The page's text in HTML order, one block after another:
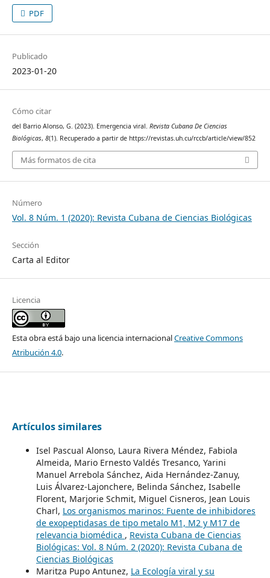
PDF
Publicado
2023-01-20
Cómo citar
del Barrio Alonso, G. (2023). Emergencia viral. Revista Cubana De Ciencias
Biológicas, 8(1). Recuperado a partir de https://revistas.uh.cu/rccb/article/view/852
Más formatos de cita
Número
Vol. 8 Núm. 1 (2020): Revista Cubana de Ciencias Biológicas
Sección
Carta al Editor
Licencia
Esta obra está bajo una licencia internacionalCreative Commons
Atribución 4.0.
Artículos similares
Isel Pascual Alonso, Laura Rivera Méndez, Fabiola
Almeida, Mario Ernesto Valdés Tresanco, Yarini
Manuel Arrebola Sánchez, Aida Hernández-Zanuy,
Luis Álvarez-Lajonchere, Belinda Sánchez, Isabelle
Florent, Marjorie Schmit, Miguel Cisneros, Jean Louis
Charl, Los organismos marinos: Fuente de inhibidores
de exopeptidasas de tipo metalo M1, M2 y M17 de
relevancia biomédica , Revista Cubana de Ciencias
Biológicas: Vol. 8 Núm. 2 (2020): Revista Cubana de
Ciencias Biológicas
Maritza Pupo Antunez, La Ecología viral y su